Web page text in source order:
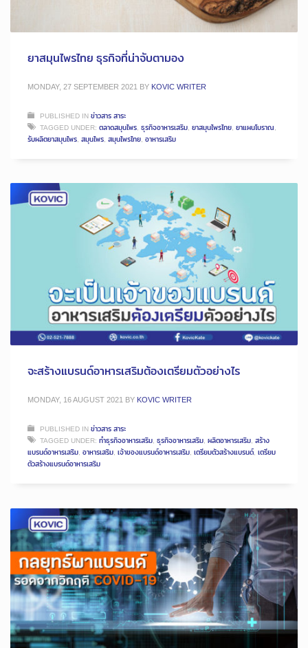
ยาสมุนไพรไทย ธุรกิจที่น่าจับตามอง
MONDAY, 27 SEPTEMBER 2021 BY KOVIC WRITER
PUBLISHED INข่าวสาร สาระ
TAGGED UNDER: ตลาดสมุนไพร, ธุรกิจอาหารเสริม, ยาสมุนไพรไทย, ยาแผนโบราณ,
รับผลิตยาสมุนไพร, สมุนไพร, สมุนไพรไทย, อาหารเสริม
จะสร้างแบรนด์อาหารเสริมต้องเตรียมตัวอย่างไร
MONDAY, 16 AUGUST 2021 BY KOVIC WRITER
PUBLISHED INข่าวสาร สาระ
TAGGED UNDER: ทำธุรกิจอาหารเสริม, ธุรกิจอาหารเสริม, ผลิตอาหารเสริม, สร้าง
แบรนด์อาหารเสริม, อาหารเสริม, เจ้าของแบรนด์อาหารเสริม, เตรียมตัวสร้างแบรนด์, เตรียม
ตัวสร้างแบรนด์อาหารเสริม